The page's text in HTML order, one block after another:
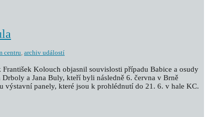
centru, archiv událostí
Kolouch objasnil souvislosti případu Babice a osudy
a Jana Buly, kteří byli následně 6. června v Brně
výstavní panely, které jsou k prohlédnutí do 21. 6. v hale KC.